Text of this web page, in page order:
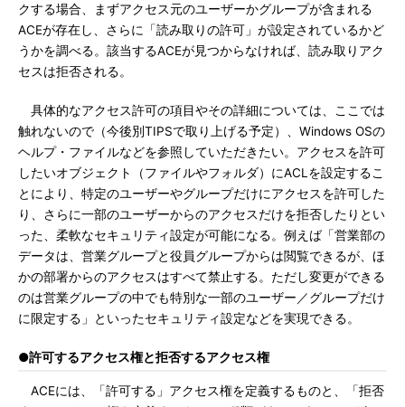
クする場合、まずアクセス元のユーザーかグループが含まれる
ACEが存在し、さらに「読み取りの許可」が設定されているかど
うかを調べる。該当するACEが見つからなければ、読み取りアク
セスは拒否される。
具体的なアクセス許可の項目やその詳細については、ここでは
触れないので（今後別TIPSで取り上げる予定）、Windows OSの
ヘルプ・ファイルなどを参照していただきたい。アクセスを許可
したいオブジェクト（ファイルやフォルダ）にACLを設定するこ
とにより、特定のユーザーやグループだけにアクセスを許可した
り、さらに一部のユーザーからのアクセスだけを拒否したりとい
った、柔軟なセキュリティ設定が可能になる。例えば「営業部の
データは、営業グループと役員グループからは閲覧できるが、ほ
かの部署からのアクセスはすべて禁止する。ただし変更ができる
のは営業グループの中でも特別な一部のユーザー／グループだけ
に限定する」といったセキュリティ設定などを実現できる。
●許可するアクセス権と拒否するアクセス権
ACEには、「許可する」アクセス権を定義するものと、「拒否